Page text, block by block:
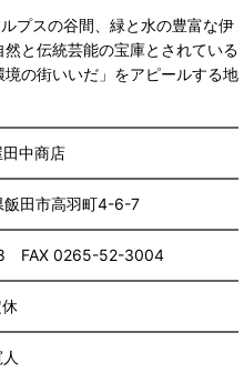
プスの谷間、緑と水の豊富な伊
と伝統芸能の宝庫とされている
の街いいだ」をアピールする地
中商店
田市高羽町4-6-7
FAX 0265-52-3004